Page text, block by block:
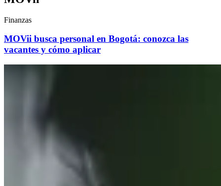
Finanzas
MOVii busca personal en Bogotá: conozca las
vacantes y cómo aplicar